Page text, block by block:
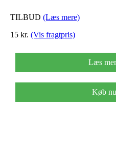
TILBUD (Læs mere)
15 kr. (Vis fragtpris)
Læs
Køb